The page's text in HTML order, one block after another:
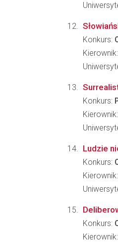
Konkurs:
Konkurs:
Ludzie
Konkurs:
Konkurs: